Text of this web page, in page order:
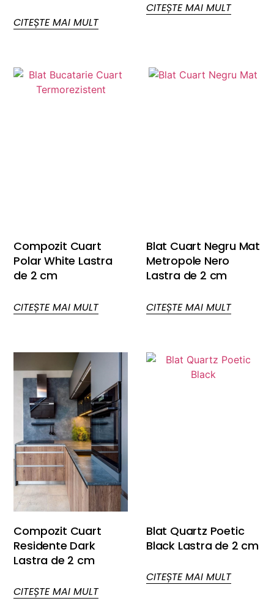
CITEȘTE MAI MULT
CITEȘTE MAI MULT
Compozit Cuart
Polar White Lastra
de 2 cm
CITEȘTE MAI MULT
Blat Cuart Negru Mat
Metropole Nero
Lastra de 2 cm
CITEȘTE MAI MULT
Compozit Cuart
Residente Dark
Lastra de 2 cm
CITEȘTE MAI MULT
Blat Quartz Poetic
Black Lastra de 2 cm
CITEȘTE MAI MULT